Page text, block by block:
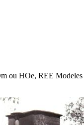
ou HOe, REE Modeles